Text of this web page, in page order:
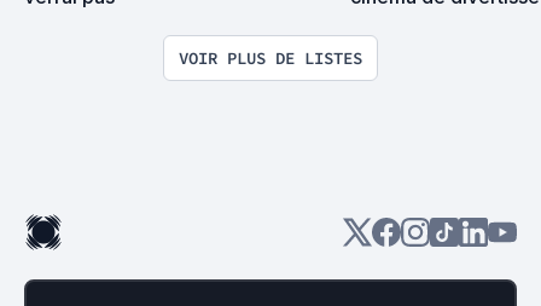
VOIR PLUS DE LISTES